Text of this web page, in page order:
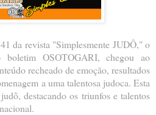
da revista "Simplesmente JUDÔ," o
OSOTOGARI, chegou ao
recheado de emoção, resultados
a uma talentosa judoca. Esta
destacando os triunfos e talentos